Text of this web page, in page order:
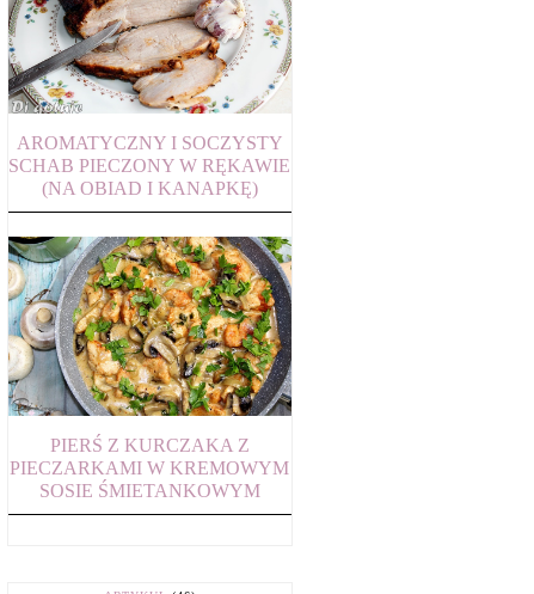
AROMATYCZNY I SOCZYSTY
SCHAB PIECZONY W RĘKAWIE
(NA OBIAD I KANAPKĘ)
PIERŚ Z KURCZAKA Z
PIECZARKAMI W KREMOWYM
SOSIE ŚMIETANKOWYM